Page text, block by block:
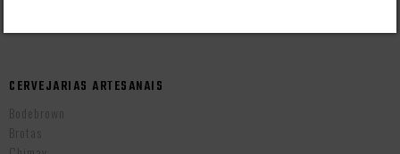
CERVEJARIAS ARTESANAIS
Bodebrown
Brotas